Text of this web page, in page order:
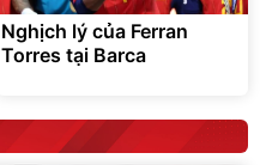
Nghịch lý của Ferran
Torres tại Barca